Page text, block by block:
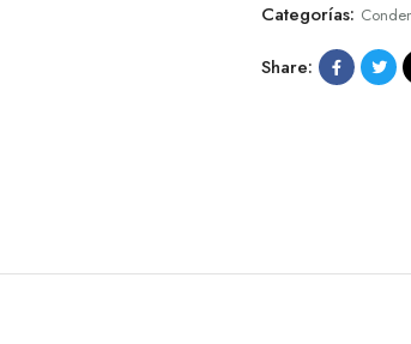
Categorías:
Share: